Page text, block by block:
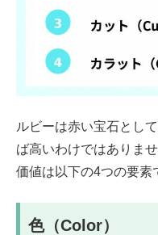
ルビーは赤い宝石とし
ば高いわけではありませ
価値は以下の4つの要素
色（Color）